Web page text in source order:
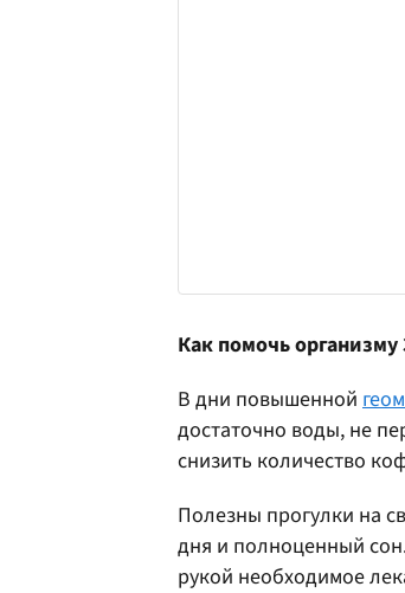
Как помочь
В дни повышенной
достаточно воды, не
снизить количество
Полезны прогулки на
дня и полноценный
рукой необходимое